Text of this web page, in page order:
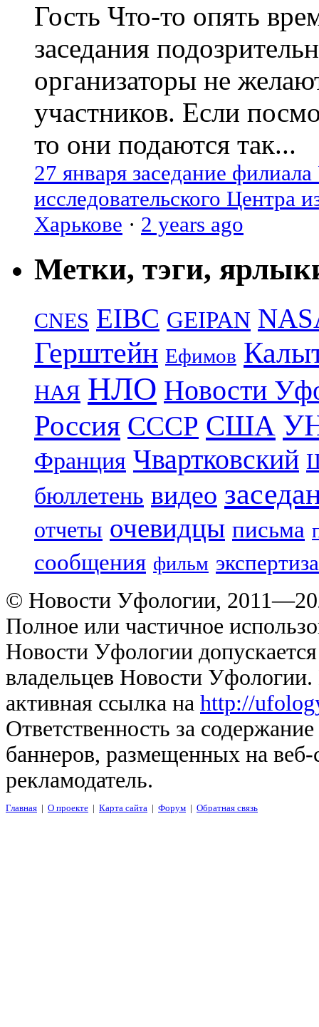
Гость Что-то опять
заседания
организаторы не
участников. Если
то они подаются так...
27 января заседание
исследовательского Центра
Харькове · 2 years ago
Метки, тэги,
CNES EIBC GEIPAN
Герштейн Ефимов
НАЯ НЛО Новости
Россия СССР США
Франция Чвартковский
бюллетень видео
отчеты очевидцы письма
сообщения фильм экспертиза
© Новости Уфологии,
Полное или частичное
Новости Уфологии
владельцев Новости
активная ссылка на http://
Ответственность за
баннеров, размещенных на
рекламодатель.
Главная | О проекте | Карта сайта | Форум | Обратная связь